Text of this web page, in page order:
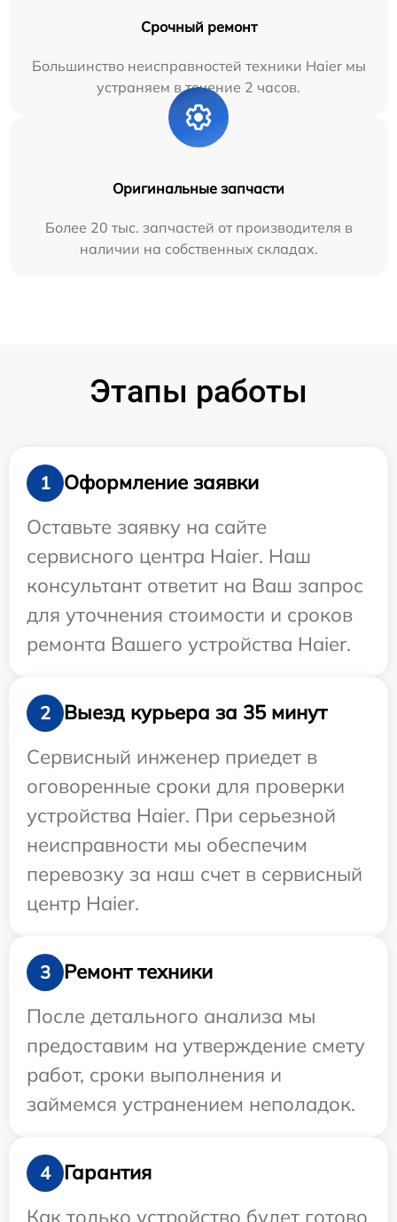
Срочный ремонт
Большинство неисправностей техники Haier мы
устраняем в течение 2 часов.
Оригинальные запчасти
Более 20 тыс. запчастей от производителя в
наличии на собственных складах.
Этапы работы
1
Оформление заявки
Оставьте заявку на сайте
сервисного центра Haier. Наш
консультант ответит на Ваш запрос
для уточнения стоимости и сроков
ремонта Вашего устройства Haier.
2
Выезд курьера за 35 минут
Сервисный инженер приедет в
оговоренные сроки для проверки
устройства Haier. При серьезной
неисправности мы обеспечим
перевозку за наш счет в сервисный
центр Haier.
3
Ремонт техники
После детального анализа мы
предоставим на утверждение смету
работ, сроки выполнения и
займемся устранением неполадок.
4
Гарантия
Как только устройство будет готово